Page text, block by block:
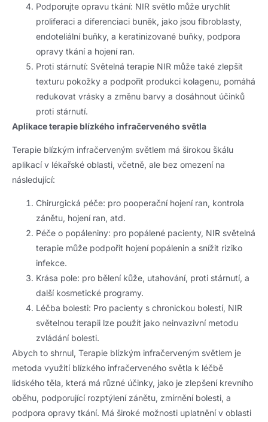
Podporujte opravu tkání: NIR světlo může urychlit
proliferaci a diferenciaci buněk, jako jsou fibroblasty,
endoteliální buňky, a keratinizované buňky, podpora
opravy tkání a hojení ran.
Proti stárnutí: Světelná terapie NIR může také zlepšit
texturu pokožky a podpořit produkci kolagenu, pomáhá
redukovat vrásky a změnu barvy a dosáhnout účinků
proti stárnutí.
Aplikace terapie blízkého infračerveného světla
Terapie blízkým infračerveným světlem má širokou škálu
aplikací v lékařské oblasti, včetně, ale bez omezení na
následující:
Chirurgická péče: pro pooperační hojení ran, kontrola
zánětu, hojení ran, atd.
Péče o popáleniny: pro popálené pacienty, NIR světelná
terapie může podpořit hojení popálenin a snížit riziko
infekce.
Krása pole: pro bělení kůže, utahování, proti stárnutí, a
další kosmetické programy.
Léčba bolesti: Pro pacienty s chronickou bolestí, NIR
světelnou terapii lze použít jako neinvazivní metodu
zvládání bolesti.
Abych to shrnul, Terapie blízkým infračerveným světlem je
metoda využití blízkého infračerveného světla k léčbě
lidského těla, která má různé účinky, jako je zlepšení krevního
oběhu, podporující rozptýlení zánětu, zmírnění bolesti, a
podpora opravy tkání. Má široké možnosti uplatnění v oblasti